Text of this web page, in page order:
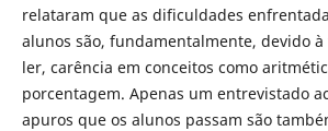
relataram que as dificuldades
alunos são, fundamentalmente, devido
ler, carência em conceitos como
porcentagem. Apenas um entrevistado
apuros que os alunos passam são